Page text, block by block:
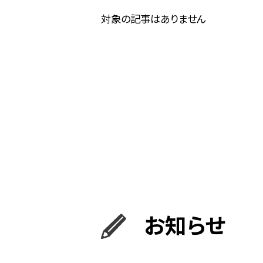
対象の記事はありません
お知らせ